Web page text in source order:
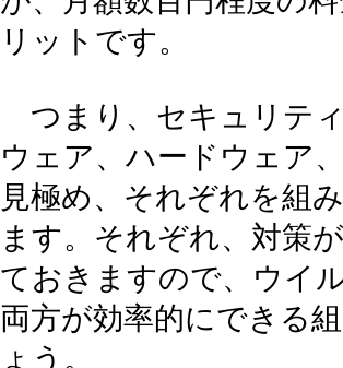
リットです。
つまり、セキュリテ
ウェア、ハードウェア
見極め、それぞれを組
ます。それぞれ、対策
ておきますので、ウイ
両方が効率的にできる
ょう。